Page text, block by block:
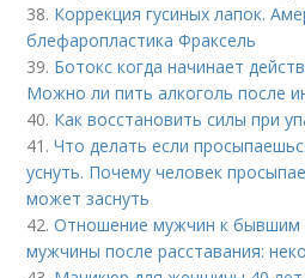
38. Коррекция гусиных лапок.
блефаропластика Фраксель
39. Ботокс когда начинает
Можно ли пить алкоголь после
40. Как восстановить силы при
41.Что делать если
уснуть. Почему человек
может заснуть
42.Отношение мужчин к бывшим
мужчины после расставания: